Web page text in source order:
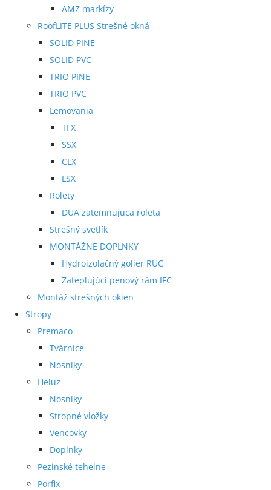
AMZ markízy
RoofLITE PLUS Strešné okná
SOLID PINE
SOLID PVC
TRIO PINE
TRIO PVC
Lemovania
TFX
SSX
CLX
LSX
Rolety
DUA zatemnujuca roleta
Strešný svetlík
MONTÁŽNE DOPLNKY
Hydroizolačný golier RUC
Zatepľujúci penový rám IFC
Montáž strešných okien
Stropy
Premaco
Tvárnice
Nosníky
Heluz
Nosníky
Stropné vložky
Vencovky
Doplnky
Pezinské tehelne
Porfix